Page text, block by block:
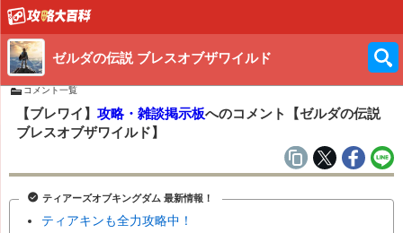
ゼルダの伝説 ブレスオブザワイルド
コメント一覧
【ブレワイ】 攻略・雑談掲示板へのコメント【ゼルダの伝説
ブレスオブザワイルド】
ティアーズオブキングダム 最新情報！
ティアキンも全力攻略中！